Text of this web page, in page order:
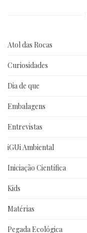
Atol das Rocas
Curiosidades
Dia de que
Embalagens
Entrevistas
iGUi Ambiental
Iniciação Científica
Kids
Matérias
Pegada Ecológica